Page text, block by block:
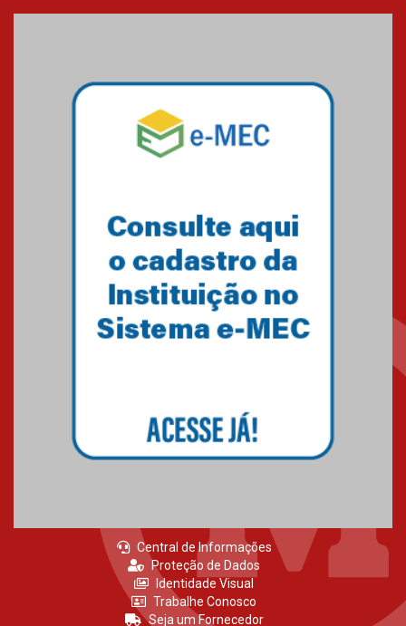
Central de Informações
Proteção de Dados
Identidade Visual
Trabalhe Conosco
Seja um Fornecedor